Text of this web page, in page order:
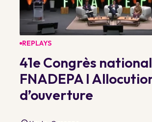
REPLAYS
41e Congrès national
FNADEPA I
d’ouverture